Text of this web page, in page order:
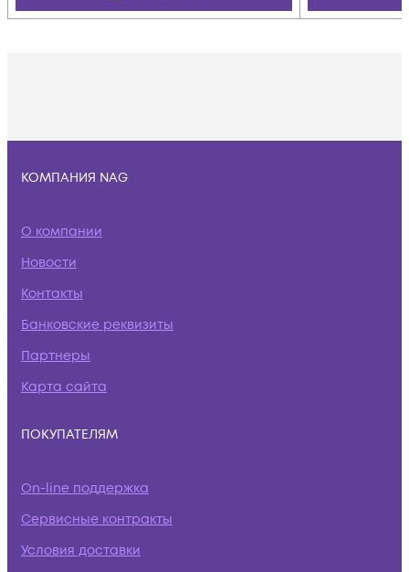
КОМПАНИЯ NAG
О компании
Новости
Контакты
Банковские реквизиты
Партнеры
Карта сайта
ПОКУПАТЕЛЯМ
On-line поддержка
Сервисные контракты
Условия доставки